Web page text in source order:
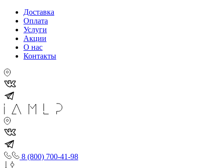
Доставка
Оплата
Услуги
Акции
О нас
Контакты
8 (800) 700-41-98